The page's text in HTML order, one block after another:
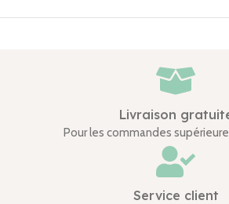
Livraison
Pour les commandes
Service client